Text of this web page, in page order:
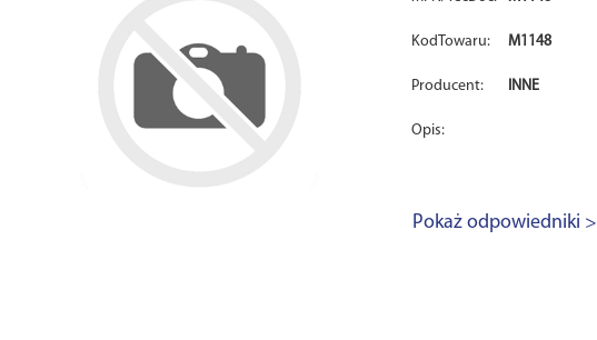
KodTowaru: M1148
Producent: INNE
Opis:
Pokaż odpowiedniki >